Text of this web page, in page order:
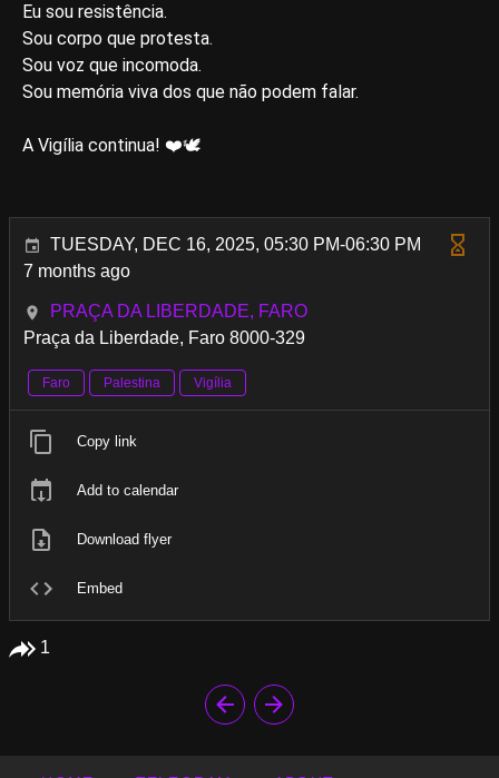
Eu sou resistência.
Sou corpo que protesta.
Sou voz que incomoda.
Sou memória viva dos que não podem falar.
A Vigília continua! ❤️🕊
TUESDAY, DEC 16, 2025, 05:30 PM-06:30 PM
7 months ago
PRAÇA DA LIBERDADE, FARO
Praça da Liberdade, Faro 8000-329
Faro Palestina Vigília
Copy link
Add to calendar
Download flyer
Embed
1